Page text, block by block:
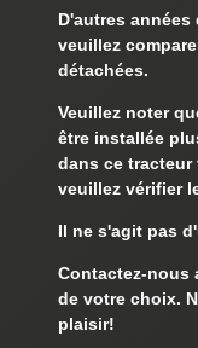
D'autres
veuillez
détachées.
Veuillez noter
être installée
dans ce tracteur
veuillez vérifier
Il ne s'agit pas
Contactez-nous
de votre choix.
plaisir!